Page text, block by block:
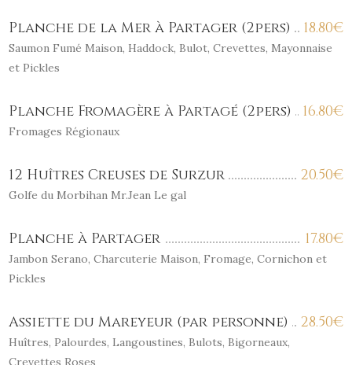
18.80€
Planche de la Mer à Partager (2pers)
Saumon Fumé Maison, Haddock, Bulot, Crevettes, Mayonnaise
et Pickles
16.80€
Planche Fromagère à Partagé (2pers)
Fromages Régionaux
20.50€
12 Huîtres Creuses de Surzur
Golfe du Morbihan Mr.Jean Le gal
17.80€
Planche à Partager
Jambon Serano, Charcuterie Maison, Fromage, Cornichon et
Pickles
28.50€
Assiette du Mareyeur (par personne)
Huîtres, Palourdes, Langoustines, Bulots, Bigorneaux,
Crevettes Roses